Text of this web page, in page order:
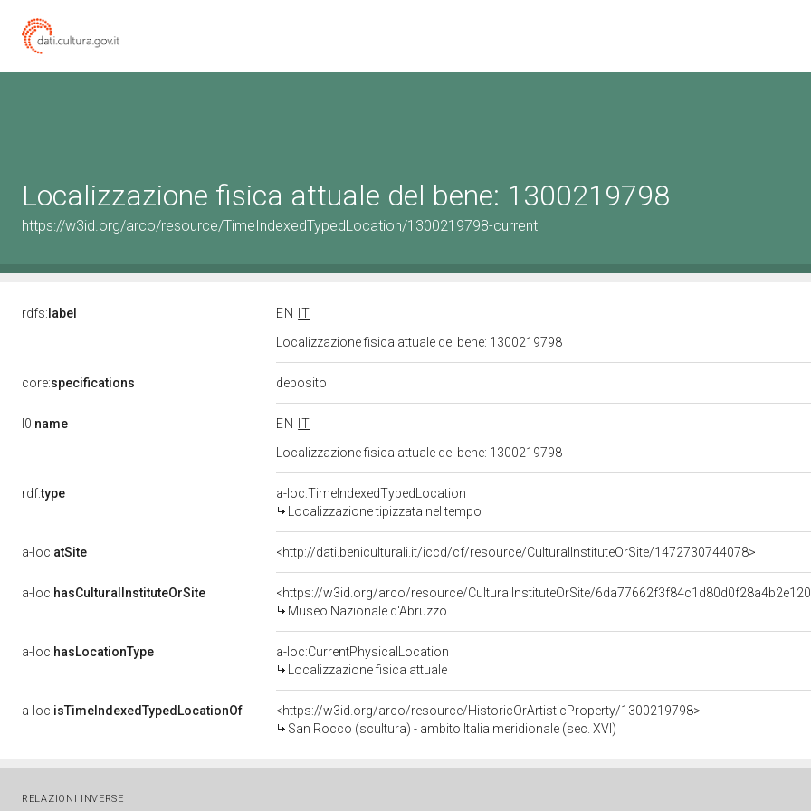
Localizzazione fisica attuale del bene: 1300219798
https://w3id.org/arco/resource/TimeIndexedTypedLocation/1300219798-current
rdfs: label EN
IT
Localizzazione fisica attuale del bene: 1300219798
core:specifications deposito
l0:name EN
IT
Localizzazione fisica attuale del bene: 1300219798
rdf:type
a-loc:TimeIndexedTypedLocation
Localizzazione tipizzata nel tempo
a-loc:atSite <http://dati.beniculturali.it/iccd/cf/resource/CulturalInstituteOrSite/1472730744078>
a-loc:hasCulturalInstituteOrSite
<https://w3id.org/arco/resource/CulturalInstituteOrSite/
Museo Nazionale d'Abruzzo
a-loc:hasLocationType
a-loc:CurrentPhysicalLocation
Localizzazione fisica attuale
a-loc:isTimeIndexedTypedLocationOf
<https://w3id.org/arco/resource/HistoricOrArtisticProperty/1300219798>
San Rocco (scultura) - ambito Italia meridionale (sec. XVI)
RELAZIONI INVERSE